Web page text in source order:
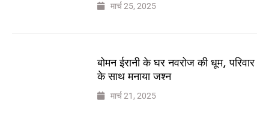
मार्च 25, 2025
बोमन ईरानी के घर नवरोज की धूम, परिवार
के साथ मनाया जश्न
मार्च 21, 2025